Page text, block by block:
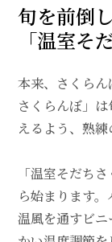
旬を前倒
「温室そ
本来、さくら
さくらんぼ」
えるよう、熟練
「温室そだち
ら始まります
温風を通すビ